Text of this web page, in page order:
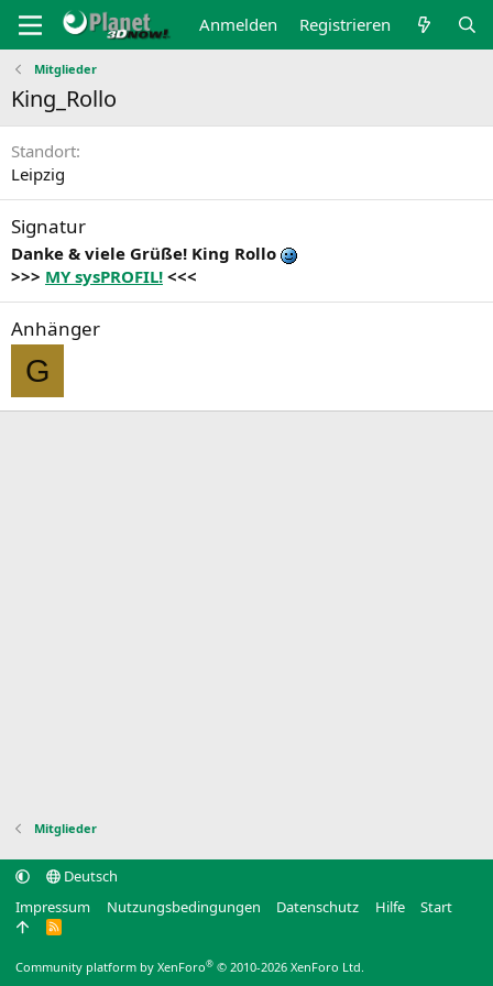
Anmelden Registrieren
Mitglieder
King_Rollo
Standort
Leipzig
Signatur
Danke & viele Grüße! King Rollo
>>> MY sysPROFIL! <<<
Anhänger
G
Mitglieder
Deutsch
Impressum
Nutzungsbedingungen Datenschutz Hilfe Start
R
Community platform by XenForo® © 2010-2026 XenForo Ltd.